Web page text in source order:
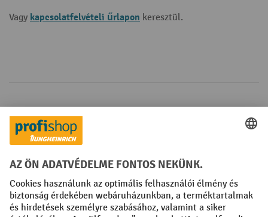
Vagy kapcsolatfelvételi űrlapon keresztül.
Fizetési lehetőségek
Creditcard (Master)Creditcard (Visa)
Közösségi Média